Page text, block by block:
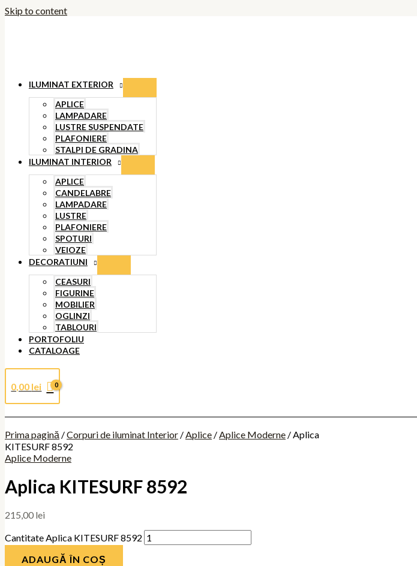
Skip to content
ILUMINAT EXTERIOR
APLICE
LAMPADARE
LUSTRE SUSPENDATE
PLAFONIERE
STALPI DE GRADINA
ILUMINAT INTERIOR
APLICE
CANDELABRE
LAMPADARE
LUSTRE
PLAFONIERE
SPOTURI
VEIOZE
DECORATIUNI
CEASURI
FIGURINE
MOBILIER
OGLINZI
TABLOURI
PORTOFOLIU
CATALOAGE
0,00 lei
Prima pagină /Corpuri de iluminat Interior /Aplice /Aplice Moderne / Aplica
KITESURF 8592
Aplice Moderne
Aplica KITESURF 8592
215,00 lei
Cantitate Aplica KITESURF 8592
ADAUGĂ ÎN COȘ